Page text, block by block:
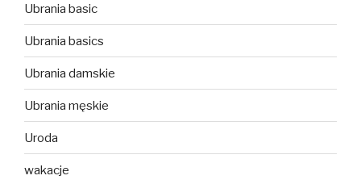
Ubrania basic
Ubrania basics
Ubrania damskie
Ubrania męskie
Uroda
wakacje